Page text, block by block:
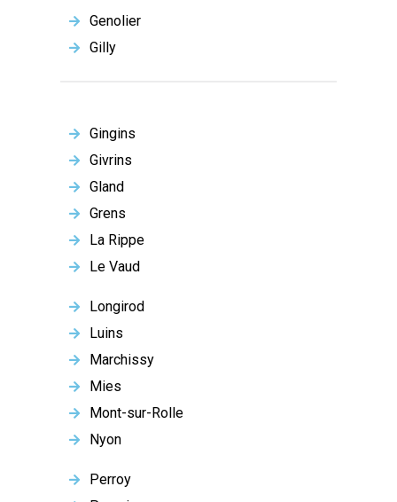
Genolier
Gilly
Gingins
Givrins
Gland
Grens
La Rippe
Le Vaud
Longirod
Luins
Marchissy
Mies
Mont-sur-Rolle
Nyon
Perroy